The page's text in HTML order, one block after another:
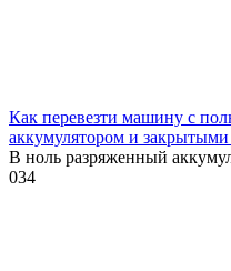
Как перевезти машину с
аккумулятором и
В ноль разряженный
034